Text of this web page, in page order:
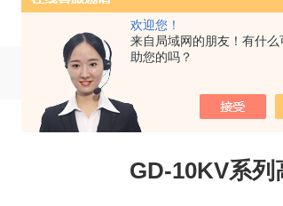
欢迎您！
来自局域网的朋友！有什么
助您的吗？
GD-10KV系列